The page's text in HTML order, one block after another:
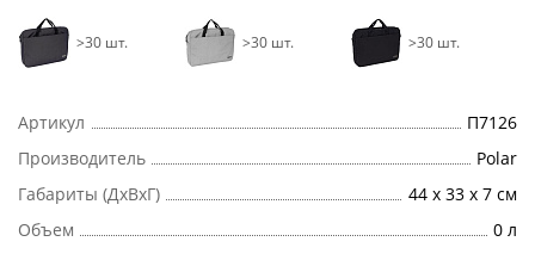
>30 шт. >30 шт. >30 шт.
Артикул
П7126
Производитель
Polar
Габариты (ДхВхГ)
44 х 33 х 7 см
Объем
0 л